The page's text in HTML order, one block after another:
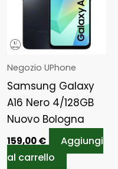
Negozio UPhone
Samsung Galaxy
A16 Nero 4/128GB
Nuovo Bologna
159,00€
Aggiungi
al carrello